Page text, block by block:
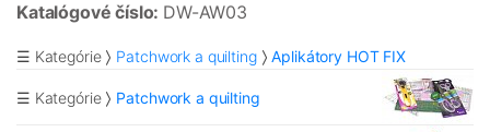
Katalógové číslo: DW-AW03
☰ Kategórie Patchwork a quilting Aplikátory HOT FIX
☰ Kategórie Patchwork a quilting